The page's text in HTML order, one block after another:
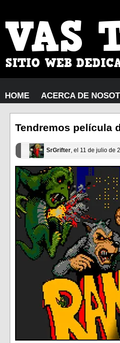
HOME ACERCA DE
Tendremos película
SrGrifter, el 11 de julio de